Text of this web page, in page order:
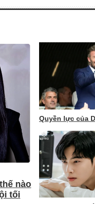
nào
tối
Quyền lực của